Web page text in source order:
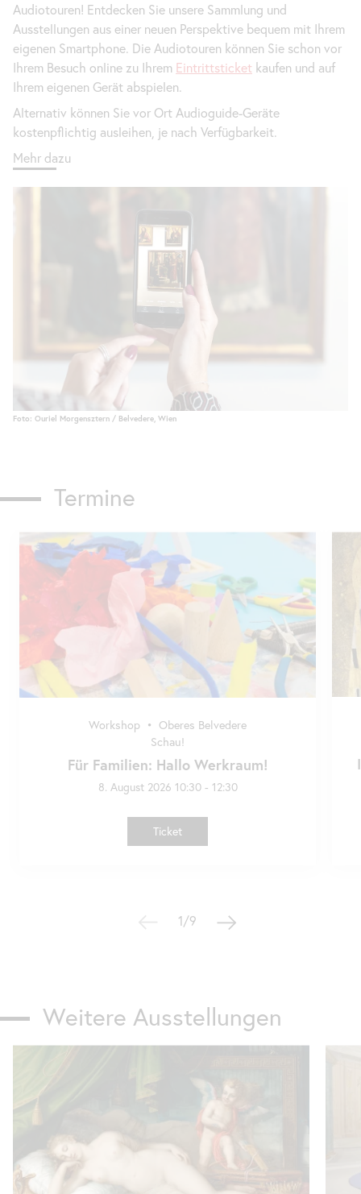
Audiotouren! Entdecken Sie unsere Sammlung und
Ausstellungen aus einer neuen Perspektive bequem mit Ihrem
eigenen Smartphone. Die Audiotouren können Sie schon vor
Ihrem Besuch online zu Ihrem Eintrittsticket kaufen und auf
Ihrem eigenen Gerät abspielen.
Alternativ können Sie vor Ort Audioguide-Geräte
kostenpflichtig ausleihen, je nach Verfügbarkeit.
Mehr dazu
Foto: Ouriel Morgensztern / Belvedere, Wien
Termine
Karusell
überspringen
Für Familien: Hallo Werkraum!
Workshop •
Oberes Belvedere
Schau!
8. August 2026 10:30 - 12:30
Ticket
1/9
Weitere Ausstellungen